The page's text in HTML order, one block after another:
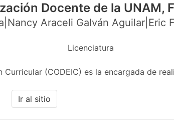
Docente de la UNAM,
Araceli Galván Aguilar|Eric
Licenciatura
(CODEIC) es la encargada de
Ir al sitio